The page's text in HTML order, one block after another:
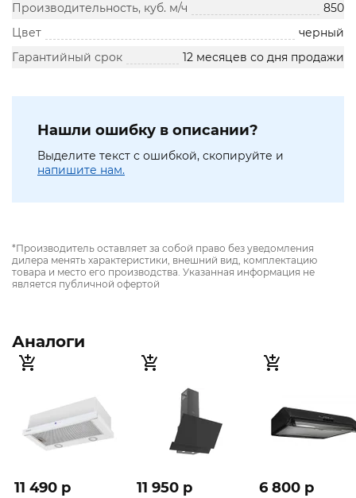
Производительность, куб. м/ч
850
Цвет
черный
Гарантийный срок
12 месяцев со дня продажи
Нашли ошибку в описании?
Выделите текст с ошибкой, скопируйте и
напишите нам.
*Производитель оставляет за собой право без уведомления
дилера менять характеристики, внешний вид, комплектацию
товара и место его производства. Указанная информация не
является публичной офертой
Аналоги
11 490 p 11 950 p 6 800 p